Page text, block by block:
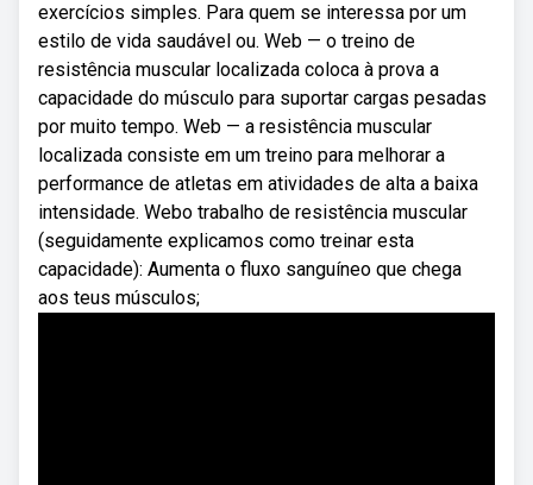
exercícios simples. Para quem se interessa por um
estilo de vida saudável ou. Web — o treino de
resistência muscular localizada coloca à prova a
capacidade do músculo para suportar cargas pesadas
por muito tempo. Web — a resistência muscular
localizada consiste em um treino para melhorar a
performance de atletas em atividades de alta a baixa
intensidade. Webo trabalho de resistência muscular
(seguidamente explicamos como treinar esta
capacidade): Aumenta o fluxo sanguíneo que chega
aos teus músculos;